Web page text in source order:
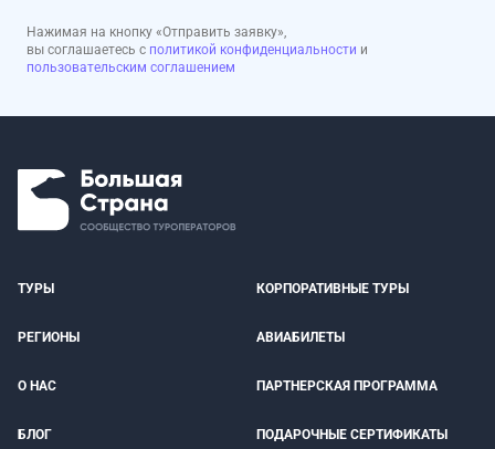
Нажимая на кнопку «Отправить заявку»,
вы соглашаетесь с политикой конфиденциальности и
пользовательским соглашением
ТУРЫ КОРПОРАТИВНЫЕ ТУРЫ
РЕГИОНЫ АВИАБИЛЕТЫ
О НАС ПАРТНЕРСКАЯ ПРОГРАММА
БЛОГ ПОДАРОЧНЫЕ СЕРТИФИКАТЫ